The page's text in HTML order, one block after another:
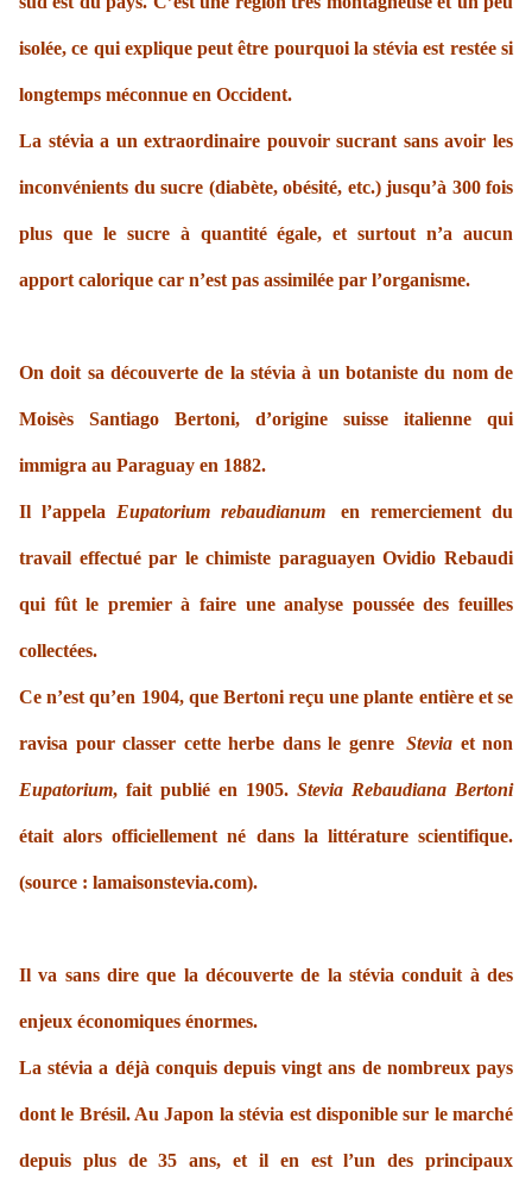
isolée, ce qui explique peut être pourquoi la stévia est restée si
longtemps méconnue en Occident.
La stévia a un extraordinaire pouvoir sucrant sans avoir les
inconvénients du sucre (diabète, obésité, etc.) jusqu’à 300 fois
plus que le sucre à quantité égale, et surtout n’a aucun
apport calorique car n’est pas assimilée par l’organisme.
On doit sa découverte de la stévia à un botaniste du nom de
Moisès Santiago Bertoni, d’origine suisse italienne qui
immigra au Paraguay en 1882.
Il l’appela Eupatorium rebaudianum en remerciement du
travail effectué par le chimiste paraguayen Ovidio Rebaudi
qui fût le premier à faire une analyse poussée des feuilles
collectées.
Ce n’est qu’en 1904, que Bertoni reçu une plante entière et se
ravisa pour classer cette herbe dans le genre Stevia et non
Eupatorium, fait publié en 1905. Stevia Rebaudiana Bertoni
était alors officiellement né dans la littérature scientifique.
(source : lamaisonstevia.com).
Il va sans dire que la découverte de la stévia conduit à des
enjeux économiques énormes.
La stévia a déjà conquis depuis vingt ans de nombreux pays
dont le Brésil. Au Japon la stévia est disponible sur le marché
depuis plus de 35 ans, et il en est l’un des principaux